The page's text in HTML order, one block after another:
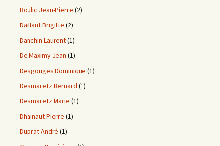
Boulic Jean-Pierre (2)
Daillant Brigitte (2)
Danchin Laurent(1)
De Maximy Jean (1)
Desgouges Dominique (1)
Desmaretz Bernard (1)
Desmaretz Marie (1)
Dhainaut Pierre (1)
Duprat André (1)